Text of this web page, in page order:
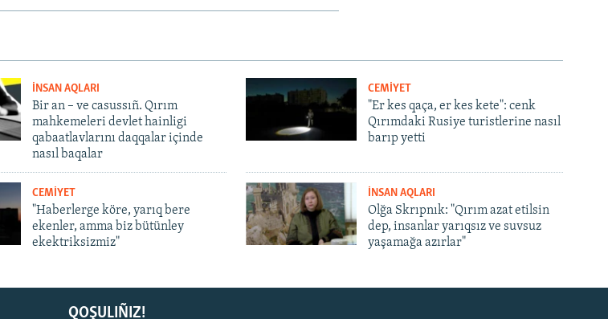
İNSAN AQLARI
Bir an – ve casussıñ. Qırım
mahkemeleri devlet hainligi
qabaatlavlarını daqqalar içinde
nasıl baqalar
CEMİYET
"Er kes qaça, er kes kete": cenk
Qırımdaki Rusiye turistlerine nasıl
barıp yetti
CEMİYET
"Haberlerge köre, yarıq bere
ekenler, amma biz bütünley
ekektriksizmiz"
İNSAN AQLARI
Olğa Skrıpnık: "Qırım azat etilsin
dep, insanlar yarıqsız ve suvsuz
yaşamağa azırlar"
QOŞULIÑIZ!